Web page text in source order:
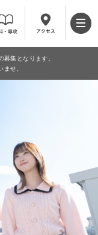
集となります。
ませ。